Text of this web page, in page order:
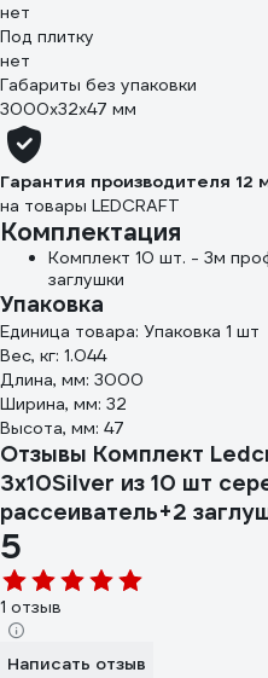
нет
Под плитку
нет
Габариты без упаковки
3000x32x47 мм
Гарантия производителя 12
на товары LEDCRAFT
Комплектация
Комплект 10 шт. - 3м
заглушки
Упаковка
Единица товара: Упаковка 1 шт
Вес, кг: 1.044
Длина, мм: 3000
Ширина, мм: 32
Высота, мм: 47
Отзывы Комплект
3x10Silver из 10 шт
рассеиватель+2
5
1 отзыв
Написать отзыв